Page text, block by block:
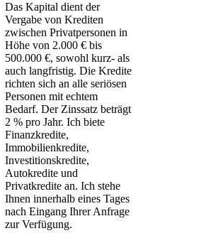
Das Kapital dient der
Vergabe von Krediten
zwischen Privatpersonen in
Höhe von 2.000 € bis
500.000 €, sowohl kurz- als
auch langfristig. Die Kredite
richten sich an alle seriösen
Personen mit echtem
Bedarf. Der Zinssatz beträgt
2 % pro Jahr. Ich biete
Finanzkredite,
Immobilienkredite,
Investitionskredite,
Autokredite und
Privatkredite an. Ich stehe
Ihnen innerhalb eines Tages
nach Eingang Ihrer Anfrage
zur Verfügung.